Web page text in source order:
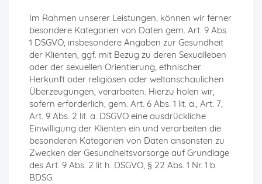
Im Rahmen unserer Leistungen, können wir ferner
besondere Kategorien von Daten gem. Art. 9 Abs.
1 DSGVO, insbesondere Angaben zur Gesundheit
der Klienten, ggf. mit Bezug zu deren Sexualleben
oder der sexuellen Orientierung, ethnischer
Herkunft oder religiösen oder weltanschaulichen
Überzeugungen, verarbeiten. Hierzu holen wir,
sofern erforderlich, gem. Art. 6 Abs. 1 lit. a., Art. 7,
Art. 9 Abs. 2 lit. a. DSGVO eine ausdrückliche
Einwilligung der Klienten ein und verarbeiten die
besonderen Kategorien von Daten ansonsten zu
Zwecken der Gesundheitsvorsorge auf Grundlage
des Art. 9 Abs. 2 lit h. DSGVO, § 22 Abs. 1 Nr. 1 b.
BDSG.